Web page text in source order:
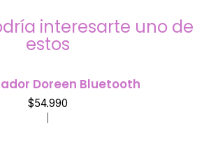
interesarte uno de
estos
Doreen Bluetooth
$54.990